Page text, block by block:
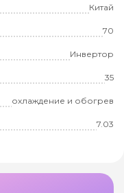
Китай
70
Инвертор
35
охлаждение и обогрев
7.03